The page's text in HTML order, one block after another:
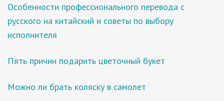
Особенности профессионального перевода с
русского на китайский и советы по выбору
исполнителя
Пять причин подарить цветочный букет
Можно ли брать коляску в самолет